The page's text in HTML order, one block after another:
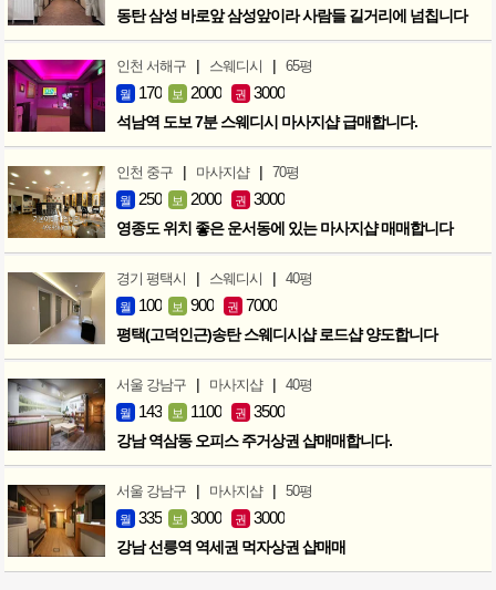
동탄 삼성 바로앞 삼성앞이라 사람들 길거리에 넘칩니다
인천 서해구 | 스웨디시 | 65평
월 170 보 2000 권 3000
석남역 도보 7분 스웨디시 마사지샵 급매합니다.
인천 중구 | 마사지샵 | 70평
월 250 보 2000 권 3000
영종도 위치 좋은 운서동에 있는 마사지샵 매매합니다
경기 평택시 | 스웨디시 | 40평
월 100 보 900 권 7000
평택(고덕인근)송탄 스웨디시샵 로드샵 양도합니다
서울 강남구 | 마사지샵 | 40평
월 143 보 1100 권 3500
강남 역삼동 오피스 주거상권 샵매매합니다.
서울 강남구 | 마사지샵 | 50평
월 335 보 3000 권 3000
강남 선릉역 역세권 먹자상권 샵매매